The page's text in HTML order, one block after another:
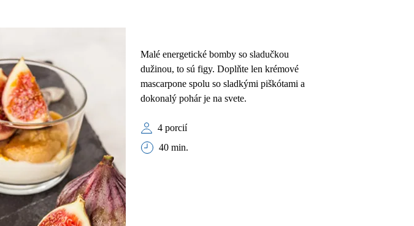
Malé energetické bomby so sladučkou
dužinou, to sú figy. Doplňte len krémové
mascarpone spolu so sladkými piškótami a
dokonalý pohár je na svete.
4 porcií
40 min.